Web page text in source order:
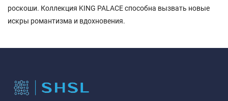
роскоши. Коллекция KING PALACE способна вызвать новые
искры романтизма и вдохновения.